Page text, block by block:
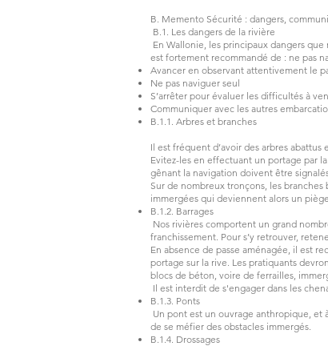
B. Memento Sécurité : dangers,
B.1. Les dangers de la rivière
En Wallonie, les principaux dangers
est fortement recommandé de : ne pas
Avancer en observant attentivement le
Ne pas naviguer seul
S’arrêter pour évaluer les difficultés à
Communiquer avec les autres
B.1.1. Arbres et branches
Il est fréquent d’avoir des arbres
Evitez-les en effectuant un portage par
gênant la navigation doivent être
Sur de nombreux tronçons, les branches
immergées qui deviennent alors un
B.1.2. Barrages
Nos rivières comportent un grand
franchissement. Pour s’y retrouver,
En absence de passe aménagée, il est
portage sur la rive. Les pratiquants
blocs de béton, voire de ferrailles,
Il est interdit de s'engager dans les
B.1.3. Ponts
Un pont est un ouvrage anthropique, et
de se méfier des obstacles immergés.
B.1.4. Drossages